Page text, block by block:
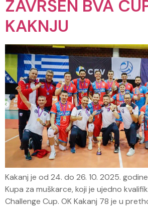
ZAVRŠEN BVA
KAKNJU
Kakanj je od 24. do 26. 10. 2025.
Kupa za muškarce, koji je ujedno
Challenge Cup. OK Kakanj 78 je u